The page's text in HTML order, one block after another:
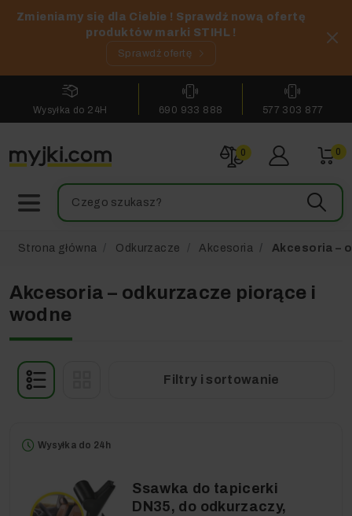
Zmieniamy się dla Ciebie ! Sprawdź nową ofertę
produktów marki STIHL !
Sprawdź ofertę
Wysyłka do 24H 690 933 888 577 303 877
0 0
Strona główna Odkurzacze Akcesoria Akcesoria –
Akcesoria – odkurzacze piorące i
wodne
Filtry i sortowanie
Wysyłka do 24h
Ssawka do tapicerki
DN35, do odkurzaczy,